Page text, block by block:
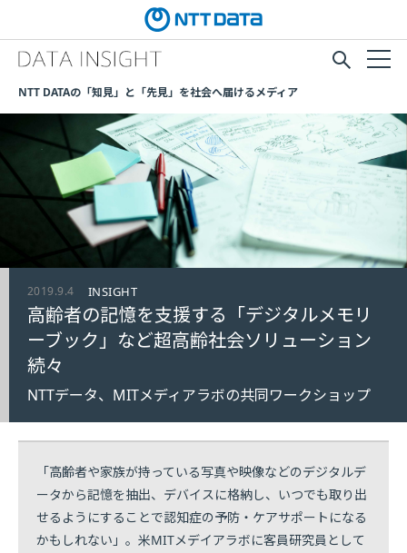
NTT DATAの「知見」と「先見」を社会へ届けるメディア
2019.9.4 INSIGHT
高齢者の記憶を支援する「デジタルメモリ
ーブック」など超高齢社会ソリューション
続々
NTTデータ、MITメディアラボの共同ワークショップ
「高齢者や家族が持っている写真や映像などのデジタルデ
ータから記憶を抽出、デバイスに格納し、いつでも取り出
せるようにすることで認知症の予防・ケアサポートになる
かもしれない」。米MITメデイアラボに客員研究員として